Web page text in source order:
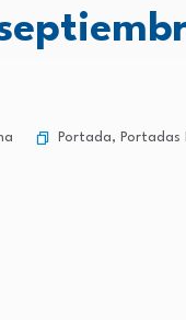
Portada, Portadas